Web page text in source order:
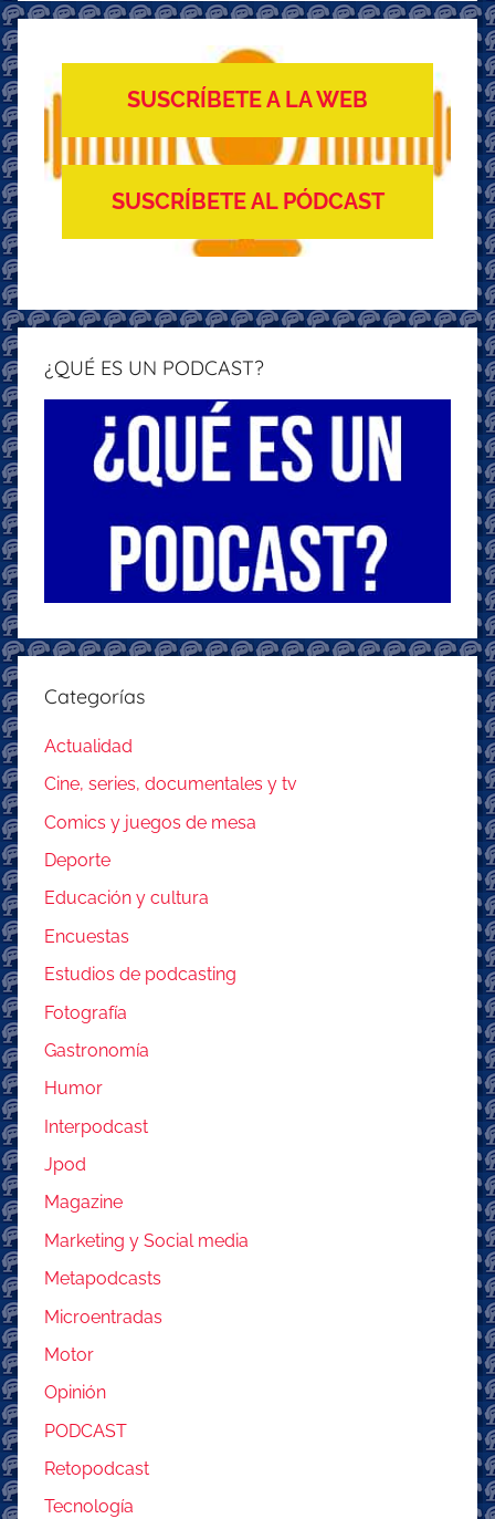
SUSCRÍBETE A LA WEB
SUSCRÍBETE AL PÓDCAST
¿QUÉ ES UN PODCAST?
Categorías
Actualidad
Cine, series, documentales y tv
Comics y juegos de mesa
Deporte
Educación y cultura
Encuestas
Estudios de podcasting
Fotografía
Gastronomía
Humor
Interpodcast
Jpod
Magazine
Marketing y Social media
Metapodcasts
Microentradas
Motor
Opinión
PODCAST
Retopodcast
Tecnología